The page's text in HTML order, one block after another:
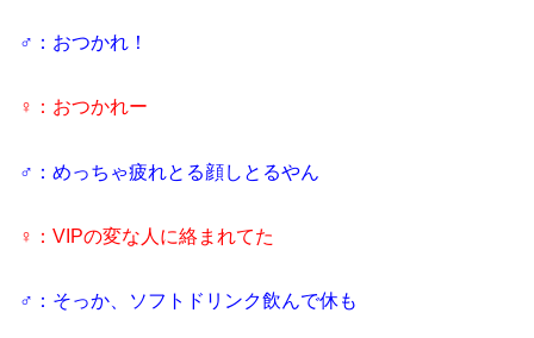
♂：おつかれ！
♀：おつかれー
♂：めっちゃ疲れとる顔しとるやん
♀：VIPの変な人に絡まれてた
♂：そっか、ソフトドリンク飲んで休も